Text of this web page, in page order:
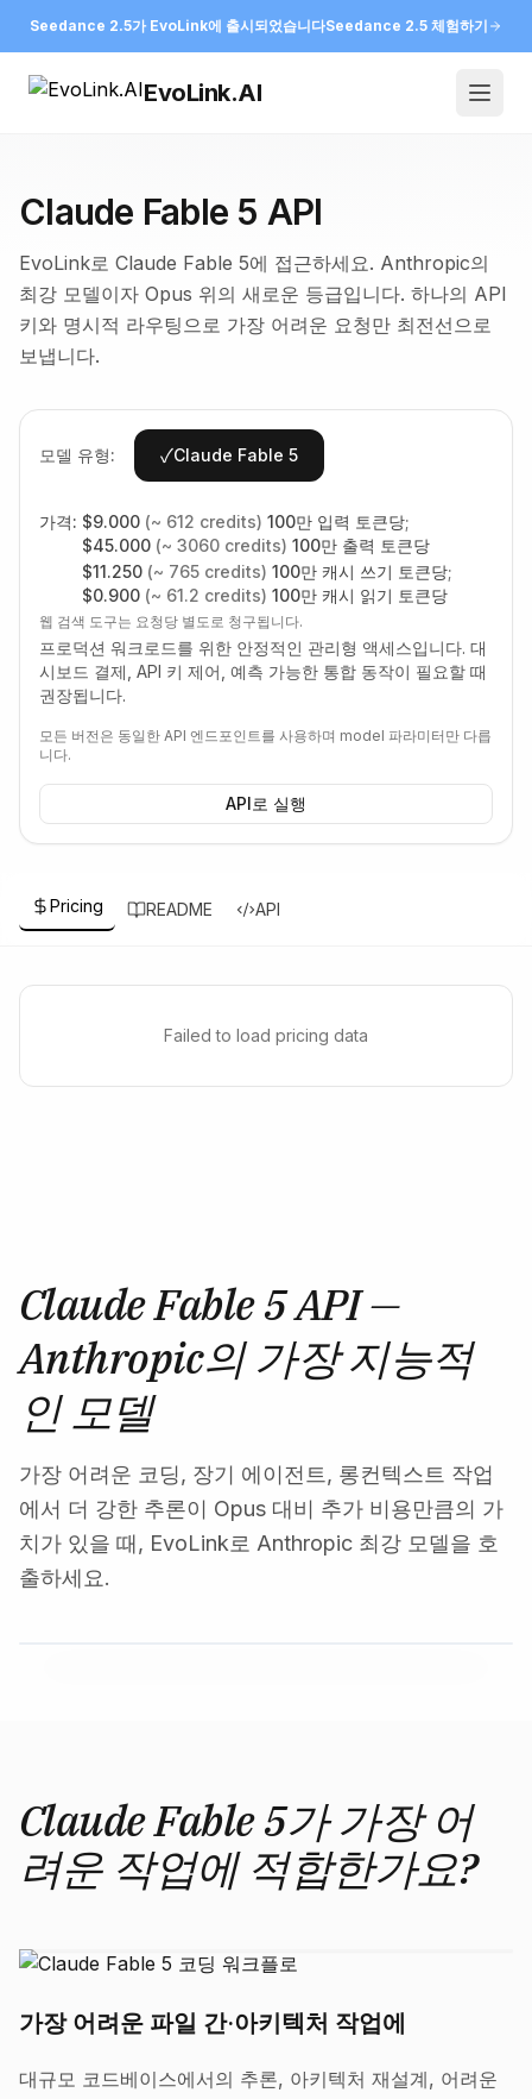
Seedance 2.5가 EvoLink에 출시되었습니다Seedance 2.5 체험하기
EvoLink.AI
Claude Fable 5 API
EvoLink로 Claude Fable 5에 접근하세요. Anthropic의
최강 모델이자 Opus 위의 새로운 등급입니다. 하나의 API
키와 명시적 라우팅으로 가장 어려운 요청만 최전선으로
보냅니다.
모델 유형: ✓Claude Fable 5
가격: $9.000 (~ 612 credits) 100만 입력 토큰당;
$45.000 (~ 3060 credits) 100만 출력 토큰당
$11.250 (~ 765 credits) 100만 캐시 쓰기 토큰당;
$0.900 (~ 61.2 credits) 100만 캐시 읽기 토큰당
웹 검색 도구는 요청당 별도로 청구됩니다.
프로덕션 워크로드를 위한 안정적인 관리형 액세스입니다. 대
시보드 결제, API 키 제어, 예측 가능한 통합 동작이 필요할 때
권장됩니다.
모든 버전은 동일한 API 엔드포인트를 사용하며 model 파라미터만 다릅
니다.
API로 실행
Pricing README API
Failed to load pricing data
Claude Fable 5 API —
Anthropic의 가장 지능적
인 모델
가장 어려운 코딩, 장기 에이전트, 롱컨텍스트 작업
에서 더 강한 추론이 Opus 대비 추가 비용만큼의 가
치가 있을 때, EvoLink로 Anthropic 최강 모델을 호
출하세요.
Claude Fable 5가 가장 어
려운 작업에 적합한가요?
가장 어려운 파일 간·아키텍처 작업에
대규모 코드베이스에서의 추론, 아키텍처 재설계, 어려운